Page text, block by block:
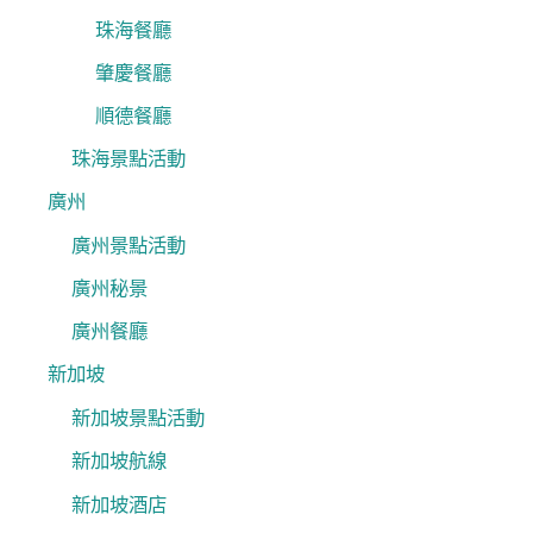
珠海餐廳
肇慶餐廳
順德餐廳
珠海景點活動
廣州
廣州景點活動
廣州秘景
廣州餐廳
新加坡
新加坡景點活動
新加坡航線
新加坡酒店